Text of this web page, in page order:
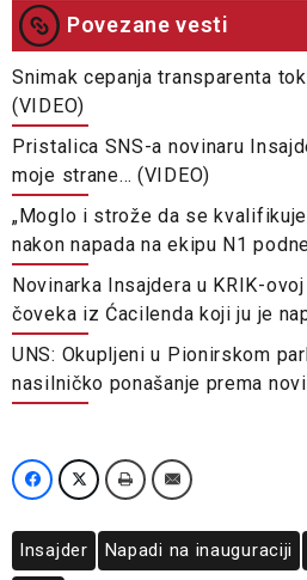
Povezane vesti
Snimak cepanja transparenta
(VIDEO)
Pristalica SNS-a novinaru
moje strane… (VIDEO)
„Moglo i strože da se
nakon napada na ekipu N1
Novinarka Insajdera u KRIK-
čoveka iz Ćacilenda koji ju je
UNS: Okupljeni u Pionirskom
nasilničko ponašanje prema
Insajder Napadi na inauguraciji